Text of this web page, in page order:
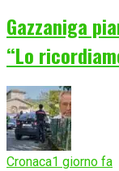
Gazzaniga
“Lo
Cronaca1 giorno fa